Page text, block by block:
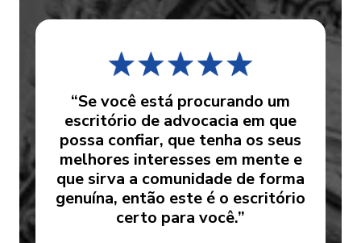
“Se você está procurando um
escritório de advocacia em que
possa confiar, que tenha os seus
melhores interesses em mente e
que sirva a comunidade de forma
genuína, então este é o escritório
certo para você.”